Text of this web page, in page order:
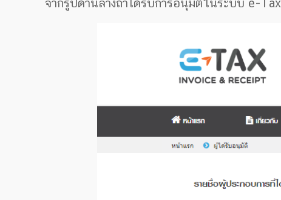
จากรูปด้านล่างถ้าได้รับการอนุมัตในระบบ e-